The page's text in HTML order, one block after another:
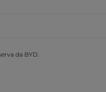
da BYD.